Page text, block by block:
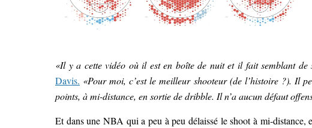
«Il y a cette vidéo où il est en boîte de nuit et il fait semblant
Davis. «Pour moi, c’est le meilleur shooteur (de l’histoire ?). Il
points, à mi-distance, en sortie de dribble. Il n’a aucun défaut
Et dans une NBA qui a peu à peu délaissé le shoot à mi-